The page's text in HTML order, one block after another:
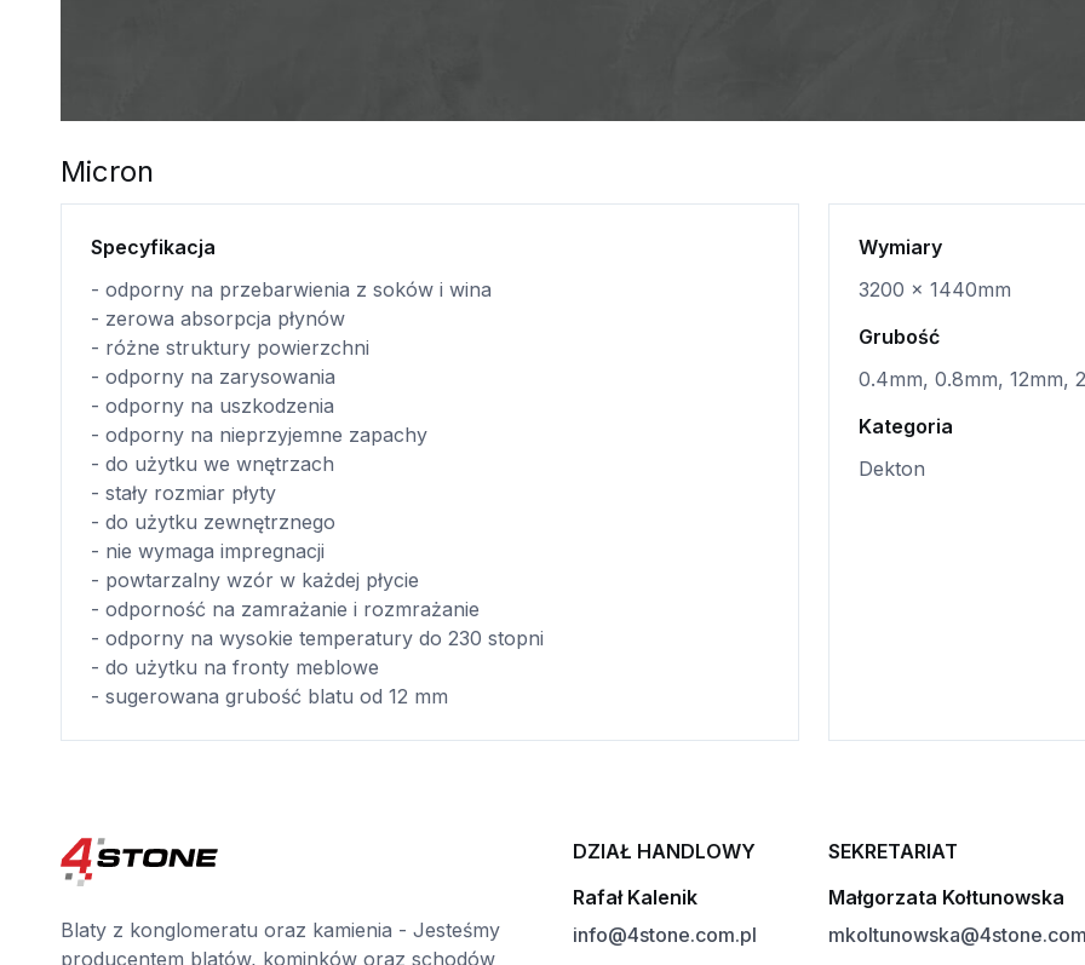
Micron
Specyfikacja
- odporny na przebarwienia z soków i wina
- zerowa absorpcja płynów
- różne struktury powierzchni
- odporny na zarysowania
- odporny na uszkodzenia
- odporny na nieprzyjemne zapachy
- do użytku we wnętrzach
- stały rozmiar płyty
- do użytku zewnętrznego
- nie wymaga impregnacji
- powtarzalny wzór w każdej płycie
- odporność na zamrażanie i rozmrażanie
- odporny na wysokie temperatury do 230 stopni
- do użytku na fronty meblowe
- sugerowana grubość blatu od 12 mm
Wymiary
3200 x 1440mm
Grubość
0.4mm, 0.8mm, 12mm,
Kategoria
Dekton
Blaty z konglomeratu oraz kamienia - Jesteśmy
producentem blatów, kominków oraz schodów
DZIAŁ HANDLOWY
Rafał Kalenik
info@4stone.com.pl
SEKRETARIAT
Małgorzata Kołtunowska